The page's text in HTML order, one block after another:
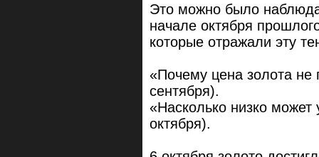
Это можно было
начале октября
которые отражали эту
«Почему цена золота
сентября).
«Насколько низко может
октября).